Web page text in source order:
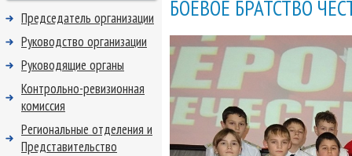
БОЕВОЕ БРАТСТВО
Председатель организации
Руководство организации
Руководящие органы
Контрольно-ревизионная
комиссия
Региональные отделения и
Представительство